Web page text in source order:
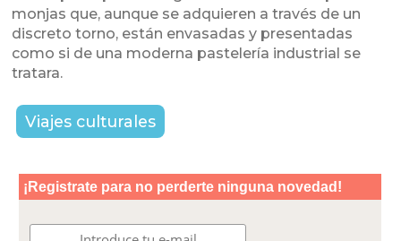
monjas que, aunque se adquieren a través de un
discreto torno, están envasadas y presentadas
como si de una moderna pastelería industrial se
tratara.
Viajes culturales